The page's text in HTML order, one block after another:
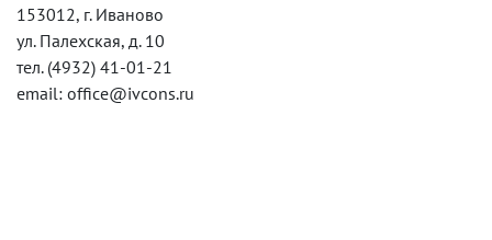
153012, г. Иваново
ул. Палехская, д. 10
тел. (4932) 41-01-21
email: office@ivcons.ru